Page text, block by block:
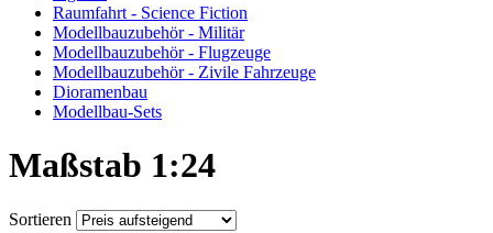
Raumfahrt - Science Fiction
Modellbauzubehör - Militär
Modellbauzubehör - Flugzeuge
Modellbauzubehör - Zivile Fahrzeuge
Dioramenbau
Modellbau-Sets
Maßstab 1:24
Sortieren